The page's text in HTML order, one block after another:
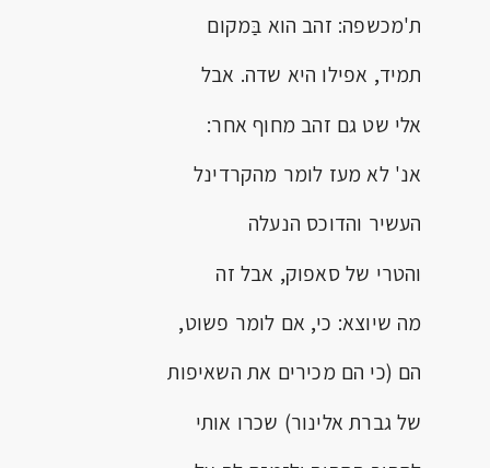
ת'מכשפה: זהב הוא בַּמקום
תמיד, אפילו היא שדה. אבל
אלי שט גם זהב מחוף אחר:
אנ' לא מעז לומר מהקרדינל
העשיר והדוכס הנעלה
והטרי של סאפוק, אבל זה
מה שיוצא: כי, אם לומר פשוט,
הם (כי הם מכירים את השאיפות
של גברת אלינור) שכרו אותי